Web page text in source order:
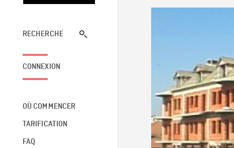
RECHERCHE
CONNEXION
OÙ COMMENCER
TARIFICATION
FAQ